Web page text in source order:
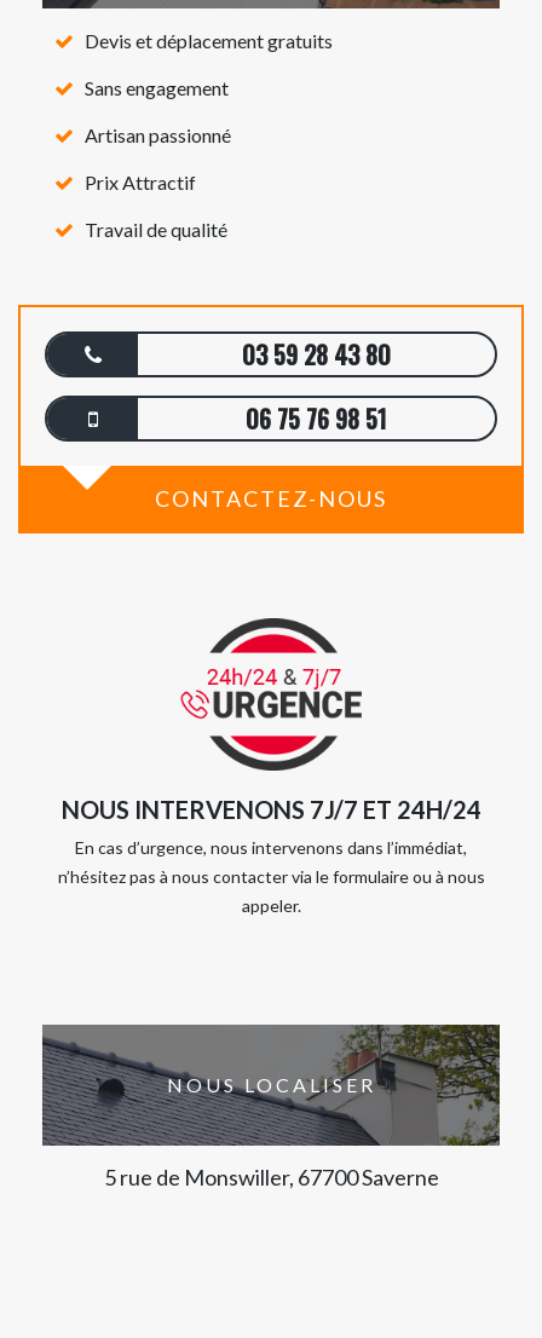
Devis et déplacement gratuits
Sans engagement
Artisan passionné
Prix Attractif
Travail de qualité
03 59 28 43 80
06 75 76 98 51
CONTACTEZ-NOUS
NOUS INTERVENONS 7J/7 ET 24H/24
En cas d’urgence, nous intervenons dans l’immédiat,
n’hésitez pas à nous contacter via le formulaire ou à nous
appeler.
NOUS LOCALISER
5 rue de Monswiller, 67700 Saverne